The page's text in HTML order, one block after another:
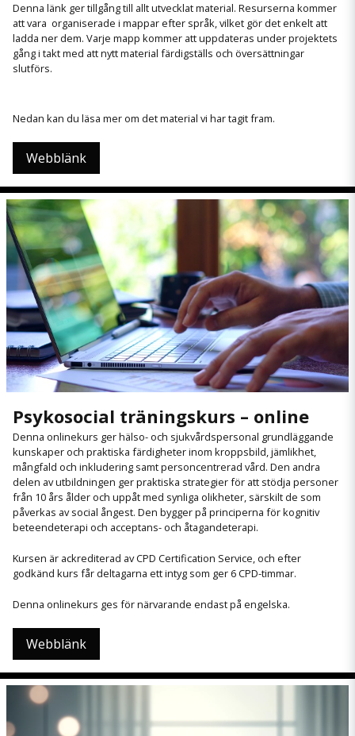
Denna länk ger tillgång till allt utvecklat material. Resurserna kommer
att vara organiserade i mappar efter språk, vilket gör det enkelt att
ladda ner dem. Varje mapp kommer att uppdateras under projektets
gång i takt med att nytt material färdigställs och översättningar
slutförs.
Nedan kan du läsa mer om det material vi har tagit fram.
Webblänk
Psykosocial träningskurs – online
Denna onlinekurs ger hälso- och sjukvårdspersonal grundläggande
kunskaper och praktiska färdigheter inom kroppsbild, jämlikhet,
mångfald och inkludering samt personcentrerad vård. Den andra
delen av utbildningen ger praktiska strategier för att stödja personer
från 10 års ålder och uppåt med synliga olikheter, särskilt de som
påverkas av social ångest. Den bygger på principerna för kognitiv
beteendeterapi och acceptans- och åtagandeterapi.
Kursen är ackrediterad av CPD Certification Service, och efter
godkänd kurs får deltagarna ett intyg som ger 6 CPD-timmar.
Denna onlinekurs ges för närvarande endast på engelska.
Webblänk